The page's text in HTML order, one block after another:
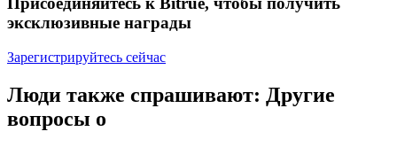
Копирование торговли
Присоединяйтесь к лучшим трейдерам
эксклюзивные награды
Зарегистрируйтесь сейчас
Люди также спрашивают: Другие
вопросы о